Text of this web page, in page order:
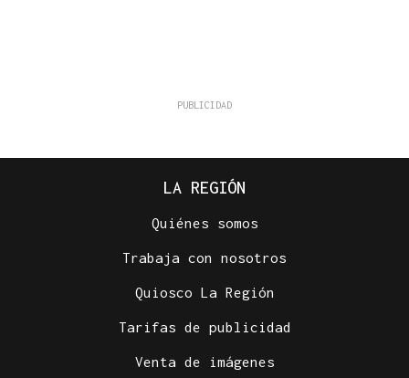
LA REGIÓN
Quiénes somos
Trabaja con nosotros
Quiosco La Región
Tarifas de publicidad
Venta de imágenes